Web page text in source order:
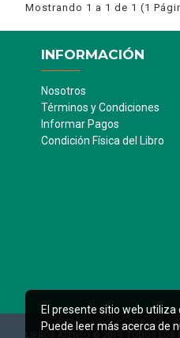
Mostrando 1 a 1 de 1 (1
INFORMACIÓN
Nosotros
Términos y Condiciones
Informar Pagos
Condición Física del Libro
LIBROS ATENEO © 2019. TODOS LOS
El presente sitio web
Puede leer más acerca de